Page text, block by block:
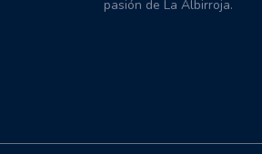
pasión de La Albirroja.